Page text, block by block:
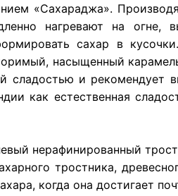
«Сахараджа».
нагревают на
сахар в
насыщенный
сладостью и рекомендует
как естественная
нерафинированный
тростника,
когда она достигает